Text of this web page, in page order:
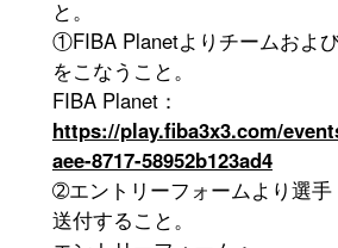
と。
①FIBA Planetよりチームおよ
をこなうこと。
FIBA Planet：
https://play.fiba3x3.com/
aee-8717-58952b123ad4
➁エントリーフォームより選手
送付すること。